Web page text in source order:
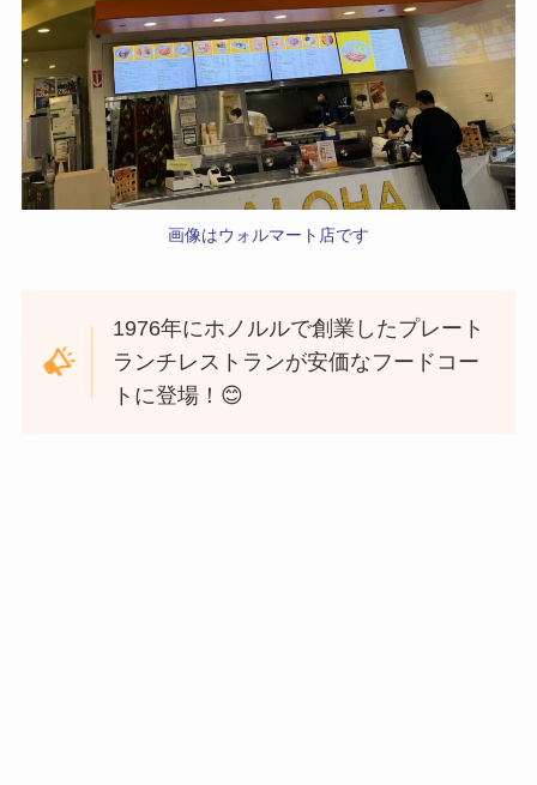
画像はウォルマート店です
1976年にホノルルで創業したプレート
ランチレストランが安価なフードコー
トに登場！😊